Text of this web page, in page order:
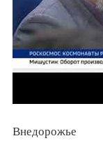
Внедорожье